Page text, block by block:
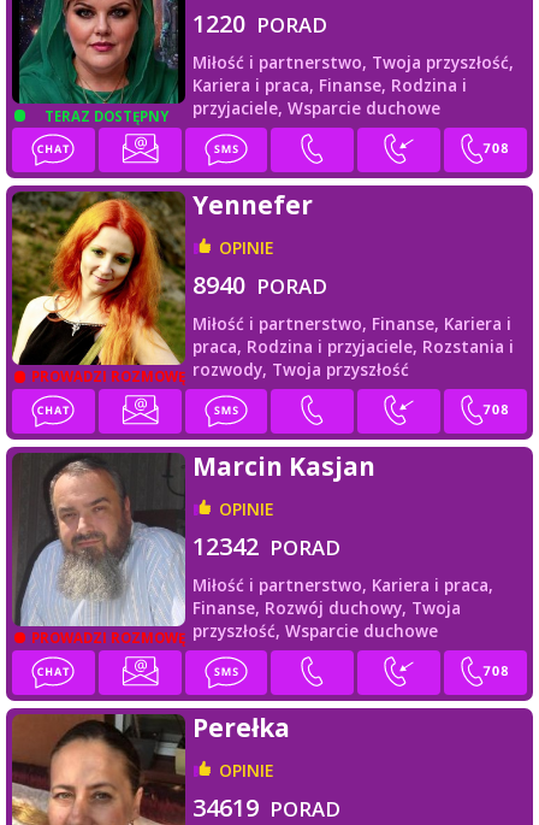
TERAZ DOSTĘPNY
1220 PORAD
Miłość i partnerstwo, Twoja przyszłość,
Kariera i praca, Finanse, Rodzina i
przyjaciele, Wsparcie duchowe
PROWADZI ROZMOWĘ
Yennefer
OPINIE
8940 PORAD
Miłość i partnerstwo, Finanse, Kariera i
praca, Rodzina i przyjaciele, Rozstania i
rozwody, Twoja przyszłość
PROWADZI ROZMOWĘ
Marcin Kasjan
OPINIE
12342 PORAD
Miłość i partnerstwo, Kariera i praca,
Finanse, Rozwój duchowy, Twoja
przyszłość, Wsparcie duchowe
Perełka
OPINIE
34619 PORAD